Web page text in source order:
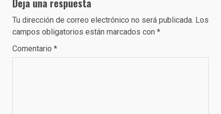
Deja una respuesta
Tu dirección de correo electrónico no será publicada. Los
campos obligatorios están marcados con *
Comentario *